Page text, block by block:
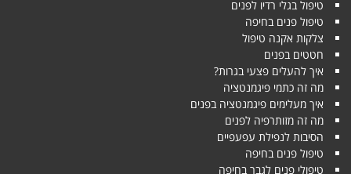
טיפול בגלי רדיו לפנים
טיפול פנים בחיפה
צלקות אקנה טיפול
חטטים בפנים
איך להעלים פצעי בגרות?
מה זה כתמי פיגמנטציה
איך מעלימים פיגמנטציה בפנים
מה זה מזותרפיה לפנים
הסיבות לנפילת עפעפיים
טיפול פנים בחיפה
טיפולי פנים לגבר בחיפה